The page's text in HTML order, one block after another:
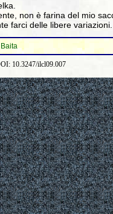
non è farina del mio
farci delle libere variazioni.
10.3247/ilcl09.007